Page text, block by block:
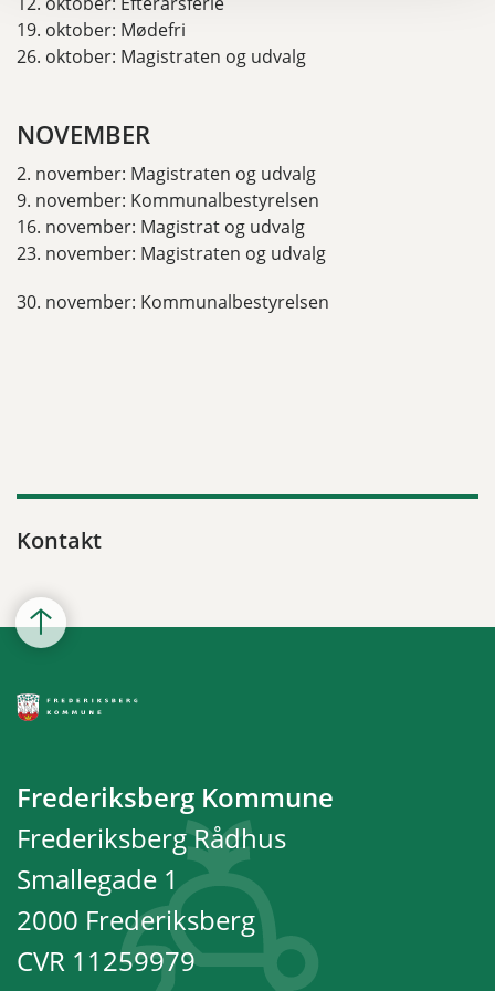
19. oktober: Mødefri
26. oktober: Magistraten og udvalg
NOVEMBER
2. november: Magistraten og udvalg
9. november: Kommunalbestyrelsen
16. november: Magistrat og udvalg
23. november: Magistraten og udvalg
30. november: Kommunalbestyrelsen
Kontakt
Frederiksberg Kommune
Frederiksberg Rådhus
Smallegade 1
2000 Frederiksberg
CVR 11259979